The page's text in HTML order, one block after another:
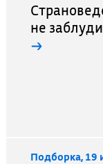
не
→
Подборка, 19